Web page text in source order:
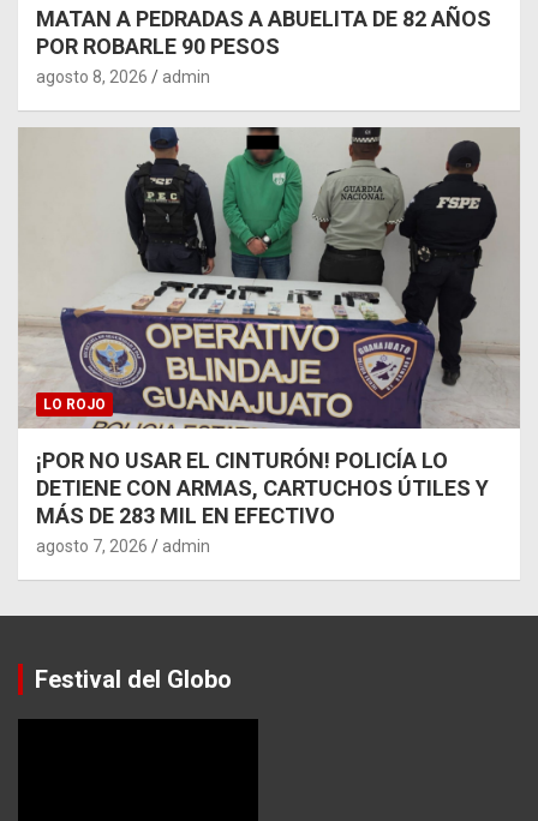
MATAN A PEDRADAS A ABUELITA DE 82 AÑOS
POR ROBARLE 90 PESOS
agosto 8, 2026 admin
LO ROJO
¡POR NO USAR EL CINTURÓN! POLICÍA LO
DETIENE CON ARMAS, CARTUCHOS ÚTILES Y
MÁS DE 283 MIL EN EFECTIVO
agosto 7, 2026 admin
Festival del Globo